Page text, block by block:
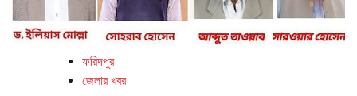
ফরিদপুর
জেলার খবর